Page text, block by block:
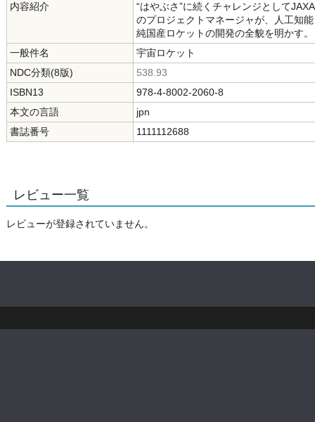
内容紹介
“はやぶさ”に続くチャレンジとして
のプロジェクトマネージャが、人工知
純国産ロケットの開発の全貌を明かす。
一般件名
宇宙ロケット
NDC分類(8版)
538.93
ISBN13
978-4-8002-2060-8
本文の言語
jpn
書誌番号
1111112688
レビュー一覧
レビューが登録されていません。